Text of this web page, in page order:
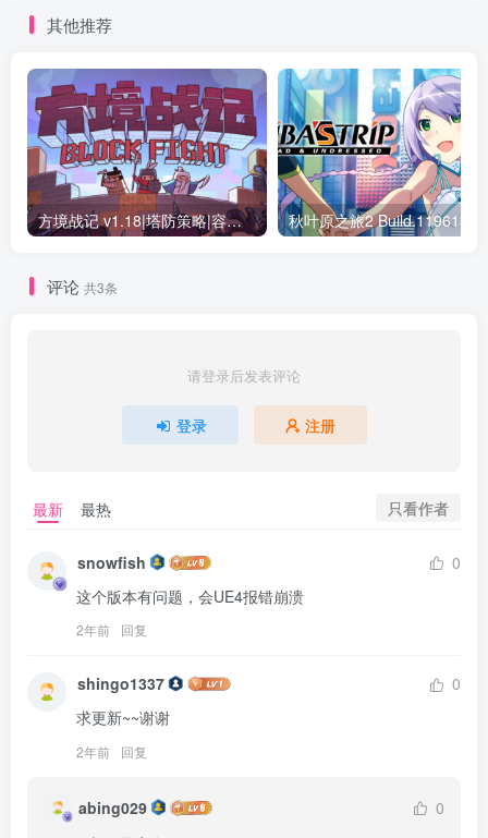
其他推荐
方境战记 v1.18|塔防策略|容量809MB|免安装绿色中文版
评论 共3条
请登录后发表评论
登录 注册
最新 最热 只看作者
snowfish
0
这个版本有问题，会UE4报错崩溃
2年前 回复
shingo1337
0
求更新~~谢谢
2年前 回复
abing029
0